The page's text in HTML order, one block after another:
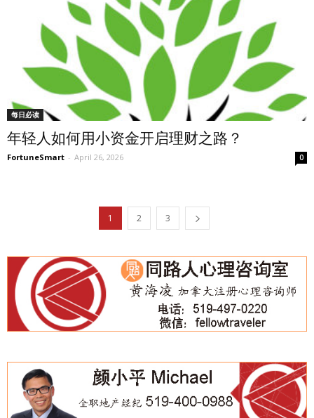
每日必读
年轻人如何用小资金开启理财之路？
FortuneSmart - April 26, 2026 0
1 2 3